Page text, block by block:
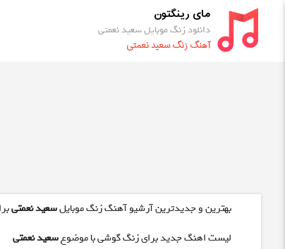
مای رینگتون
دانلود زنگ موبایل سعید نعمتی
آهنگ زنگ سعید نعمتی
بهترین و جدیدترین آرشیو آهنگ زنگ موبایلسعید نعمتی
لیست اهنگ جدید برای زنگ گوشی با موضوعسعید نعمتی